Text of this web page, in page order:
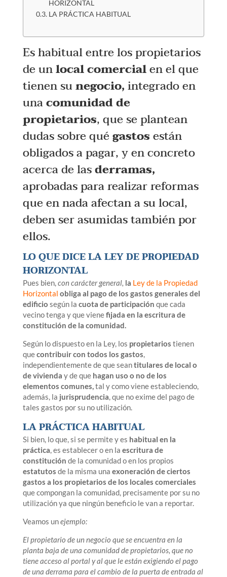
HORIZONTAL
LA PRÁCTICA HABITUAL
Es habitual entre los propietarios
de unlocal comercialen el que
tienen sunegocio,integrado en
unacomunidad de
propietarios, que se plantean
dudas sobre quégastosestán
obligados a pagar, y en concreto
acerca de lasderramas,
aprobadas para realizar reformas
que en nada afectan a su local,
deben ser asumidas también por
ellos.
LO QUE DICE LA LEY DE PROPIEDAD
HORIZONTAL
Pues bien,concarácter general, la Ley de la Propiedad
Horizontal obliga al pago de los gastos generales del
edificio según la cuota de participación que cada
vecino tenga y que vienefijada en la escritura de
constitución de la comunidad.
Según lo dispuesto en la Ley, los propietarios tienen
quecontribuir con todos los gastos,
independientemente de que seantitulares de local o
de vivienda y de que hagan uso o no de los
elementos comunes,tal y como viene estableciendo,
además, la jurisprudencia, que no exime del pago de
tales gastos por su no utilización.
LA PRÁCTICA HABITUAL
Si bien, lo que, si se permite y es habitual en la
práctica, es establecer o en la escritura de
constitución de la comunidad o en los propios
estatutos de la misma una exoneración de ciertos
gastos a los propietarios de los locales comerciales
que compongan la comunidad, precisamente por su no
utilización ya que ningún beneficio le van a reportar.
Veamos unejemplo:
El propietario de un negocio que se encuentra en la
planta baja de una comunidad de propietarios, que no
tiene acceso al portal y al que le están exigiendo el pago
de una derrama para el cambio de la puerta de entrada al